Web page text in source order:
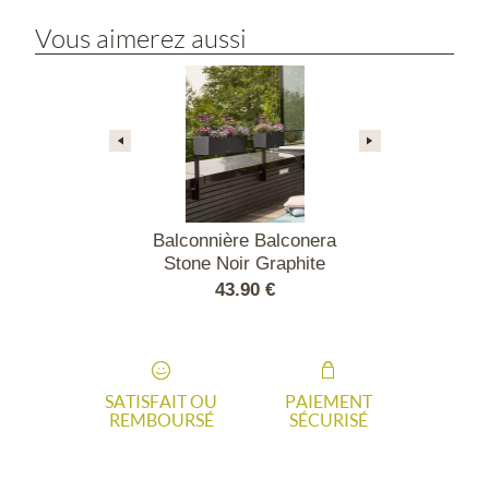
Vous aimerez aussi
Balconnière Balconera
Stone Noir Graphite
43.90 €
SATISFAIT OU
REMBOURSÉ
PAIEMENT
SÉCURISÉ